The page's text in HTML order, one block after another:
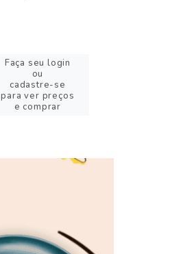
Faça seu login
ou
cadastre-se
para ver preços
e comprar